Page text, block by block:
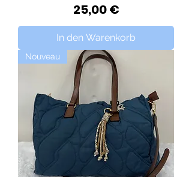
Preis
25,00 €
In den Warenkorb
Nouveau